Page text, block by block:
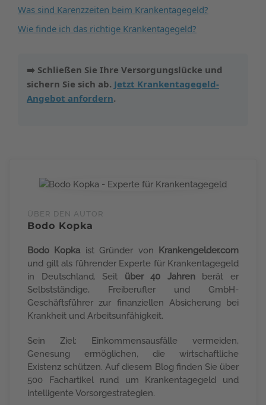
Was sind Karenzzeiten beim Krankentagegeld?
Wie finde ich das richtige Krankentagegeld?
➡️ Schließen Sie Ihre Versorgungslücke und
sichern Sie sich ab. Jetzt Krankentagegeld-
Angebot anfordern.
ÜBER DEN AUTOR
Bodo Kopka
Bodo Kopka ist Gründer von
Krankengelder.com
und gilt als führender Experte für Krankentagegeld
in Deutschland. Seit über 40 Jahrenberät er
Selbstständige, Freiberufler und GmbH-
Geschäftsführer zur finanziellen Absicherung bei
Krankheit und Arbeitsunfähigkeit.
Sein Ziel: Einkommensausfälle vermeiden,
Genesung ermöglichen, die wirtschaftliche
Existenz schützen. Auf diesem Blog finden Sie über
500 Fachartikel rund um Krankentagegeld und
intelligente Vorsorgestrategien.